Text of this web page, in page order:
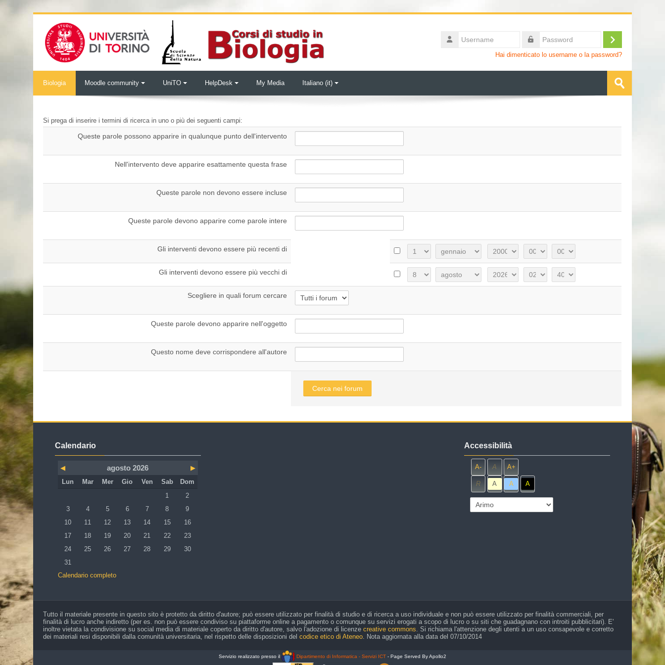
Username
Login
Hai dimenticato lo username o la password?
Biologia Moodle community UniTO HelpDesk My Media Italiano ‎(it)‎
Invia
Si prega di inserire i termini di ricerca in uno o più dei seguenti campi:
Queste parole possono apparire in qualunque punto dell'intervento
Nell'intervento deve apparire esattamente questa frase
Queste parole non devono essere incluse
Queste parole devono apparire come parole intere
Gli interventi devono essere più recenti di Giorno Anno Ora Minuto
Gli interventi devono essere più vecchi di Giorno Anno Ora Minuto
Scegliere in quali forum cercare
Queste parole devono apparire nell'oggetto
Questo nome deve corrispondere all'autore
Cerca nei forum
Calendario
◀︎ agosto 2026
▶︎
Lunedi
Lun Martedì
Mar Mercoledì
Mer Giovedì
Gio Venerdì
Ven Sabato
Sab Domenica
Dom
Nessun evento, sabato 1 agosto
1 Nessun evento, domenica 2 agosto
2
Nessun evento, lunedì 3 agosto
3 Nessun evento, martedì 4 agosto
4 Nessun evento, mercoledì 5 agosto
5 Nessun evento, giovedì 6 agosto
6 Nessun evento, venerdì 7 agosto
7 Nessun evento, sabato 8 agosto
8 Nessun evento, domenica 9 agosto
9
Nessun evento, lunedì 10 agosto
10 Nessun evento, martedì 11 agosto
11 Nessun evento, mercoledì 12 agosto
12 Nessun evento, giovedì 13 agosto
13 Nessun evento, venerdì 14 agosto
14 Nessun evento, sabato 15 agosto
15 Nessun evento, domenica 16 agosto
16
Nessun evento, lunedì 17 agosto
17 Nessun evento, martedì 18 agosto
18 Nessun evento, mercoledì 19 agosto
19 Nessun evento, giovedì 20 agosto
20 Nessun evento, venerdì 21 agosto
21 Nessun evento, sabato 22 agosto
22 Nessun evento, domenica 23 agosto
23
Nessun evento, lunedì 24 agosto
24 Nessun evento, martedì 25 agosto
25 Nessun evento, mercoledì 26 agosto
26 Nessun evento, giovedì 27 agosto
27 Nessun evento, venerdì 28 agosto
28 Nessun evento, sabato 29 agosto
29 Nessun evento, domenica 30 agosto
30
Nessun evento, lunedì 31 agosto
31
Calendario completo
Accessibilità
A- A A+
R A A A
Tutto il materiale presente in questo sito è protetto da diritto d'autore; può essere utilizzato per finalità di studio e di ricerca a uso individuale e non può essere utilizzato per finalità commerciali, per
finalità di lucro anche indiretto (per es. non può essere condiviso su piattaforme online a pagamento o comunque su servizi erogati a scopo di lucro o su siti che guadagnano con introiti pubblicitari). E'
inoltre vietata la condivisione su social media di materiale coperto da diritto d'autore, salvo l'adozione di licenzecreative commons. Si richiama l'attenzione degli utenti a un uso consapevole e corretto
dei materiali resi disponibili dalla comunità universitaria, nel rispetto delle disposizioni delcodice etico di Ateneo. Nota aggiornata alla data del 07/10/2014
Servizio realizzato presso il Dipartimento di Informatica - Servizi ICT- Page Served By Apollo2